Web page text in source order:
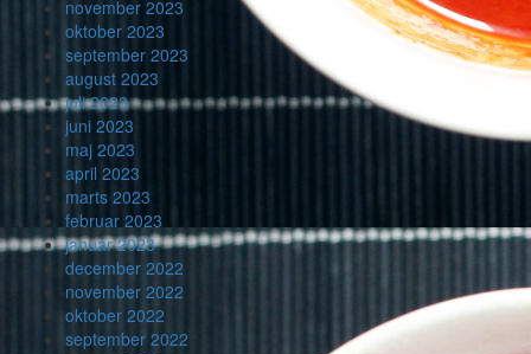
november 2023
oktober 2023
september 2023
august 2023
juli 2023
juni 2023
maj 2023
april 2023
marts 2023
februar 2023
januar 2023
december 2022
november 2022
oktober 2022
september 2022